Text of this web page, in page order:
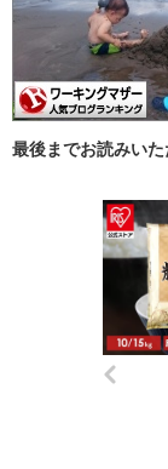
最後までお読みいた